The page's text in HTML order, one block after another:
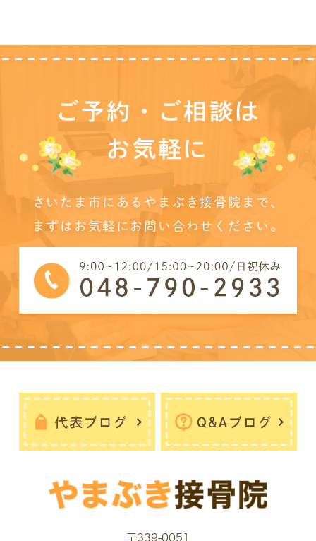
ご予約・ご相談は
お気軽に
さいたま市にあるやまぶき接骨院まで、
まずはお気軽にお問い合わせください。
〒339-0051